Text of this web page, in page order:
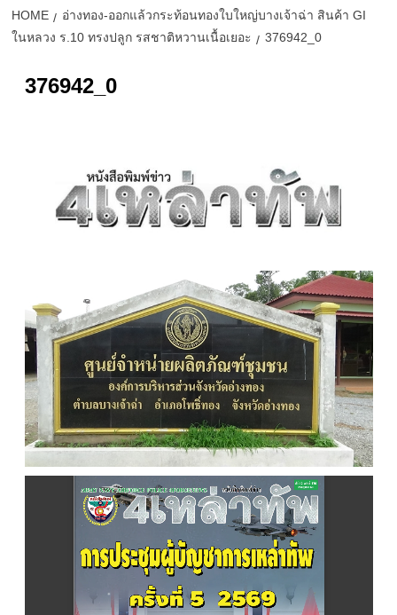
HOME
อ่างทอง-ออกแล้วกระท้อนทองใบใหญ่บางเจ้าฉ่า สินค้า GI
ในหลวง ร.10 ทรงปลูก รสชาติหวานเนื้อเยอะ
376942_0
376942_0